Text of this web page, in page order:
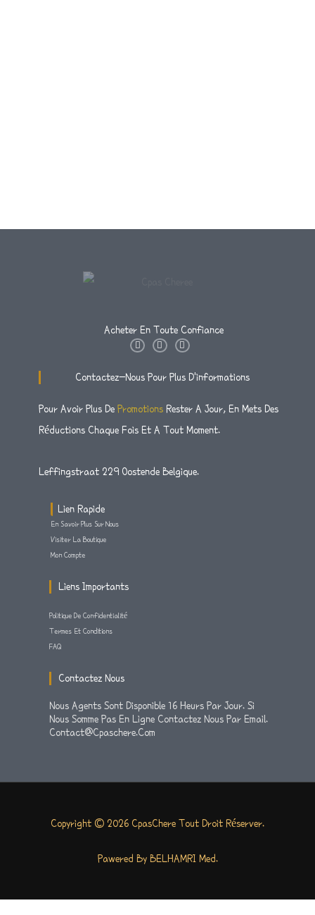
Acheter En Toute Confiance
I
T
A
T
T
F
E
O
K
F
Contactez-Nous Pour Plus D'informations
Pour Avoir Plus De Promotions Rester A Jour, En Mets Des
Réductions Chaque Fois Et A Tout Moment.
Leffingstraat 229 Oostende Belgique.
Lien Rapide
En Savoir Plus Sur Nous
Visiter La Boutique
Mon Compte
Liens Importants
Politique De Confidentialité
Termes Et Conditions
FAQ
Contactez Nous
Nous Agents Sont Disponible 16 Heurs Par Jour. Si
Nous Somme Pas En Ligne Contactez Nous Par Email.
Contact@cpaschere.com
Copyright © 2026 CpasChere Tout Droit Réserver.
Pawered By BELHAMRI Med.